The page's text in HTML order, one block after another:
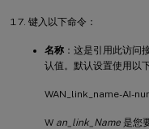
键入以下命令：
名称 ：这是引用此访问
认值。默认设置使用以
WAN_link_name-AI-
W an_link_Name 是您